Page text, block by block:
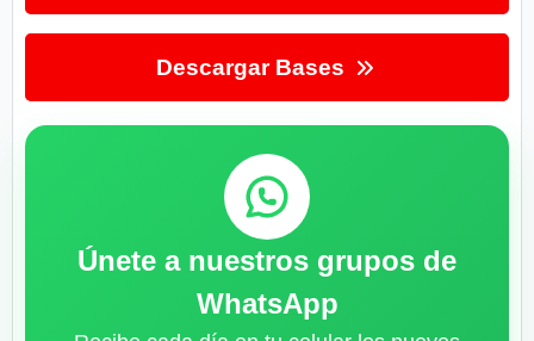
Descargar Bases
Únete a nuestros grupos de
WhatsApp